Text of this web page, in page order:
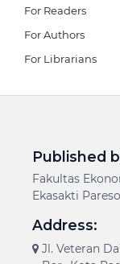
For Readers
For Authors
For Librarians
Published
Fakultas
Ekasakti
Address:
Jl. Veteran